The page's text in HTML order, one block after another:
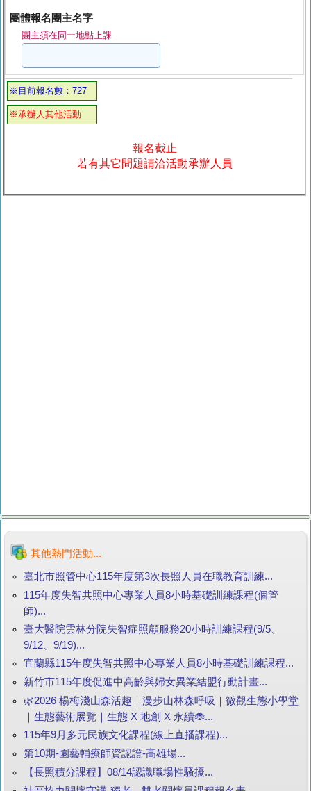
團體報名團主名字
團主須在同一地點上課
※目前報名數：727
※承辦人其他活動
報名截止
若有其它問題請洽活動承辦人員
其他熱門活動...
臺北市照管中心115年度第3次長照人員在職教育訓練...
115年度失智共照中心專業人員8小時基礎訓練課程(個管
師)...
臺大醫院雲林分院失智症照顧服務20小時訓練課程(9/5、
9/12、9/19)...
宜蘭縣115年度失智共照中心專業人員8小時基礎訓練課程...
新竹市115年度促進中高齡與婦女異業結盟行動計畫...
🌿2026 楊梅淺山森活趣｜漫步山林森呼吸｜微觀生態小學堂
｜生態藝術展覽｜生態 X 地創 X 永續🐞...
115年9月多元民族文化課程(線上直播課程)...
第10期-園藝輔療師資認證-高雄場...
【長照積分課程】08/14認識職場性騷擾...